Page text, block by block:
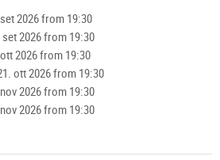
2026 from 19:30
2026 from 19:30
2026 from 19:30
ott 2026 from 19:30
2026 from 19:30
2026 from 19:30